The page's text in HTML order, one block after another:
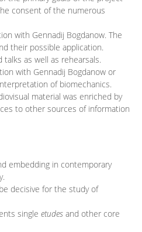
consent of the numerous
with Gennadij Bogdanow. The
their possible application.
as well as rehearsals.
with Gennadij Bogdanow or
of biomechanics.
material was enriched by
to other sources of information
embedding in contemporary
decisive for the study of
single etudes and other core